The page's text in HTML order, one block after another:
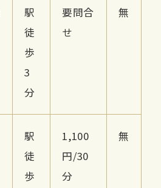
駅
徒
歩
3
分
要問合
せ
無
駅
徒
歩
1,100
円/30
分
無